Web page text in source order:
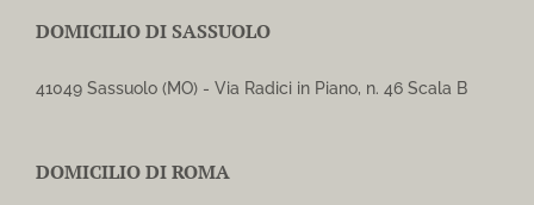
DOMICILIO DI SASSUOLO
41049 Sassuolo (MO) - Via Radici in Piano, n. 46 Scala B
DOMICILIO DI ROMA